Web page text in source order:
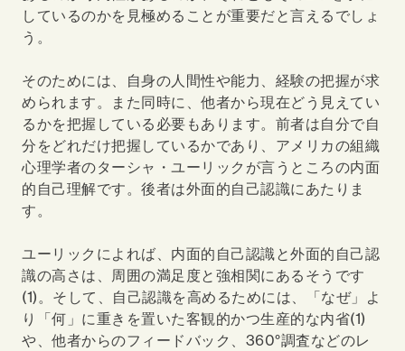
しているのかを見極めることが重要だと言えるでしょ
う。
そのためには、自身の人間性や能力、経験の把握が求
められます。また同時に、他者から現在どう見えてい
るかを把握している必要もあります。前者は自分で自
分をどれだけ把握しているかであり、アメリカの組織
心理学者のターシャ・ユーリックが言うところの内面
的自己理解です。後者は外面的自己認識にあたりま
す。
ユーリックによれば、内面的自己認識と外面的自己認
識の高さは、周囲の満足度と強相関にあるそうです
(1) 。そして、自己認識を高めるためには、「なぜ」よ
り「何」に重きを置いた客観的かつ生産的な内省(1)
や、他者からのフィードバック、 360°調査などのレ